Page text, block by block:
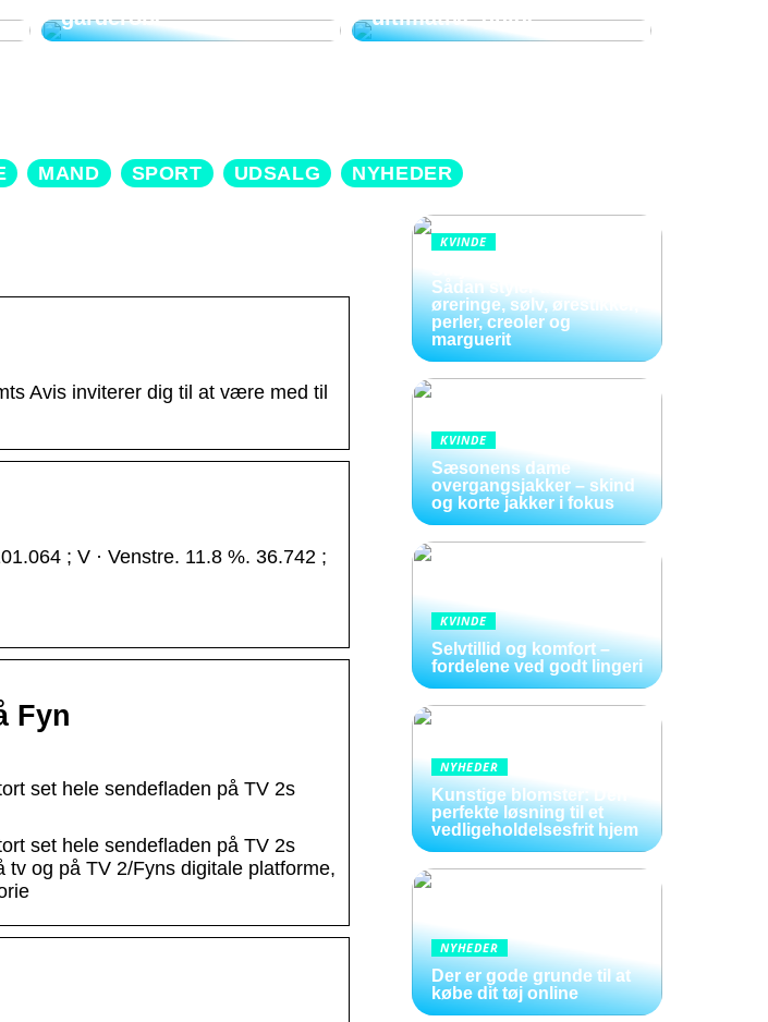
garderobe
ultimative guide
MAND SPORT UDSALG NYHEDER
Avis inviterer dig til at være med til
; V · Venstre. 11.8 %. 36.742 ;
Fyn
set hele sendefladen på TV 2s
set hele sendefladen på TV 2s
og på TV 2/Fyns digitale platforme,
KVINDE
Sådan styler du hænge
øreringe, sølv, ørestikker,
perler, creoler og
marguerit
KVINDE
Sæsonens dame
overgangsjakker – skind
og korte jakker i fokus
KVINDE
Selvtillid og komfort –
fordelene ved godt lingeri
NYHEDER
Kunstige blomster: Den
perfekte løsning til et
vedligeholdelsesfrit hjem
NYHEDER
Der er gode grunde til at
købe dit tøj online